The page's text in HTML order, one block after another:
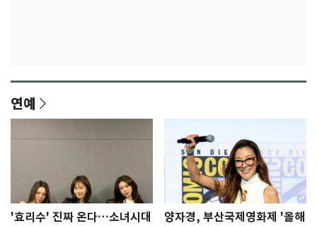
연예
'효리수' 진짜 온다…소녀시대
양자경, 부산국제영화제 '올해